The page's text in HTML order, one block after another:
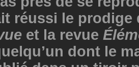
réussi le prodige
et la revue
dont le